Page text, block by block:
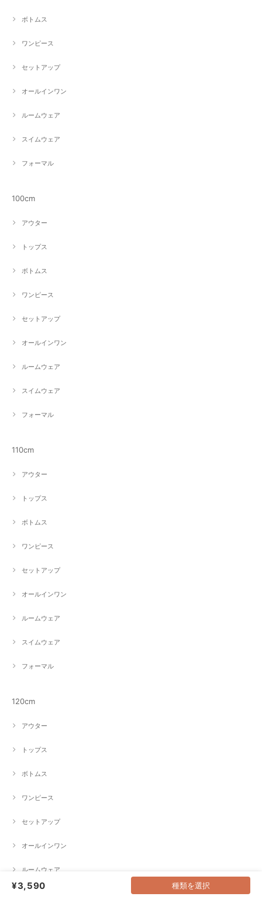
ボトムス
ワンピース
セットアップ
オールインワン
ルームウェア
スイムウェア
フォーマル
100cm
アウター
トップス
ボトムス
ワンピース
セットアップ
オールインワン
ルームウェア
スイムウェア
フォーマル
110cm
アウター
トップス
ボトムス
ワンピース
セットアップ
オールインワン
ルームウェア
スイムウェア
フォーマル
120cm
アウター
トップス
ボトムス
ワンピース
セットアップ
オールインワン
ルームウェア
¥3,590 種類を選択